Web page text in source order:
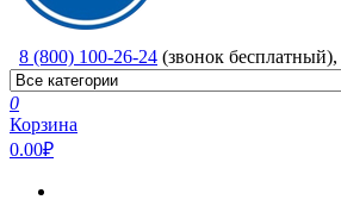
8 (800) 100-26-24 (звонок бесплатный),
0
Корзина
0.00₽